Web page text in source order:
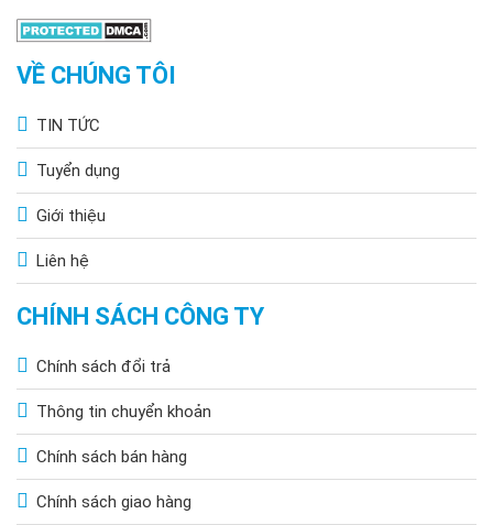
VỀ CHÚNG TÔI
TIN TỨC
Tuyển dụng
Giới thiệu
Liên hệ
CHÍNH SÁCH CÔNG TY
Chính sách đổi trả
Thông tin chuyển khoản
Chính sách bán hàng
Chính sách giao hàng